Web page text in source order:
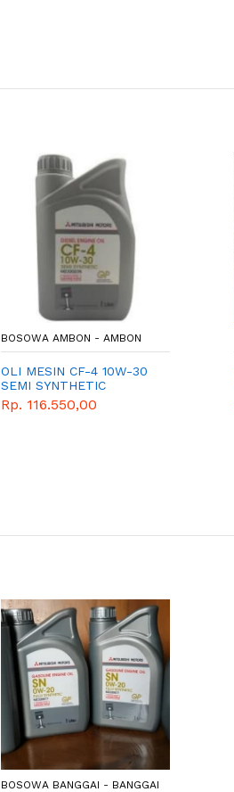
BOSOWA AMBON - AMBON
OLI MESIN CF-4 10W-30
SEMI SYNTHETIC
Rp. 116.550,00
BOSOWA BANGGAI - BANGGAI